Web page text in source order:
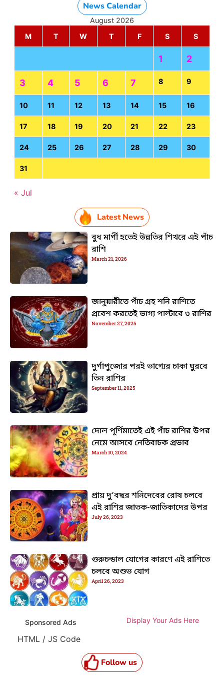
News Calendar
August 2026
M
T W T F S S
1 2
3 4 5 6 7 8 9
10 11 12 13 14 15 16
17 18 19 20 21 22 23
24 25 26 27 28 29 30
31
« Jul
Latest News
বুধ মার্গী হতেই উন্নতির শিখরে এই পাঁচ
রাশি
March 21, 2026
জানুয়ারীতে পাঁচ গ্রহ শনি রাশিতে
প্রবেশ করতেই ভাগ্য পাল্টাবে ৩ রাশির
November 27, 2025
দুর্গাপুজোর পরই ভাগ্যের চাকা ঘুরবে
তিন রাশির
September 11, 2025
দোল পূর্ণিমাতেই এই পাঁচ রাশির উপর
নেমে আসবে নেতিবাচক প্রভাব
March 10, 2024
প্রায় দু’বছর শনিদেবের রোষ চলবে
এই রাশির জাতক-জাতিকাদের উপর
July 26, 2023
গুরুচন্ডাল যোগের কারণে এই রাশিতে
চলবে অশুভ যোগ
April 26, 2023
Sponsored Ads Display Your Ads Here
HTML / JS Code
Follow us